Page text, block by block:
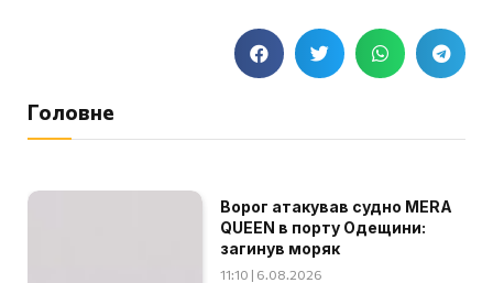
Головне
Ворог атакував судно MERA
QUEEN в порту Одещини:
загинув моряк
11:10 | 6.08.2026